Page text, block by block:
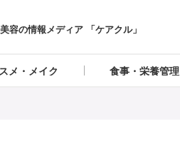
容の情報メディア 「ケアクル」
メ・メイク 食事・栄養管理